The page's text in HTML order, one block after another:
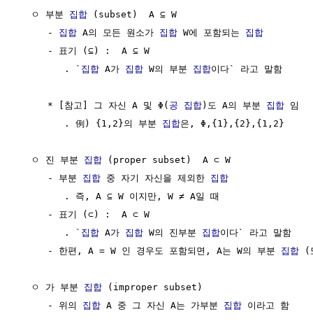
  ㅇ 부분
집합 (subset)  A ⊆ W
     -
집합 A의 모든 원소가 집합 W에 포함되는 집합
     - 표기 (⊆) :  A ⊆ W
        . `
집합 A가 집합 W의 부분 집합이다` 라고 말함
     * [참고] 그 자신 A 및 Φ(
공 집합)도 A의 부분 집합 임
        . 例) {1,2}의 부분
집합은, Φ,{1},{2},{1,2}
  ㅇ 진 부분
집합 (proper subset)  A ⊂ W
     - 부분
집합 중 자기 자신을 제외한 집합
        . 즉, A ⊆ W 이지만, W ≠ A일 때
     - 표기 (⊂) :  A ⊂ W
        . `
집합 A가 집합 W의 진부분 집합이다` 라고 말함
     - 한편, A = W 인 경우도 포함되면, A는 W의 부분
집합 (
  ㅇ 가 부분
집합 (improper subset)
     - 위의
집합 A 중 그 자신 A는 가부분 집합 이라고 함